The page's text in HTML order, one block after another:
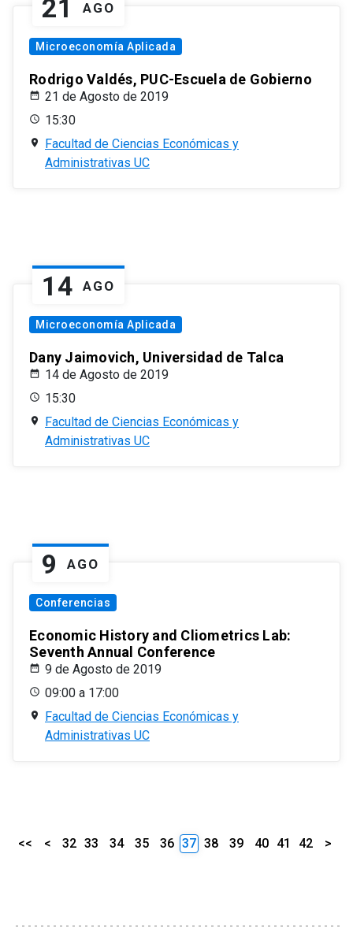
21 AGO
Microeconomía Aplicada
Rodrigo Valdés, PUC-Escuela de Gobierno
21 de Agosto de 2019
15:30
Facultad de Ciencias Económicas y
Administrativas UC
14 AGO
Microeconomía Aplicada
Dany Jaimovich, Universidad de Talca
14 de Agosto de 2019
15:30
Facultad de Ciencias Económicas y
Administrativas UC
9 AGO
Conferencias
Economic History and Cliometrics Lab:
Seventh Annual Conference
9 de Agosto de 2019
09:00 a 17:00
Facultad de Ciencias Económicas y
Administrativas UC
<< < 32 33 34 35 36 37 38 39 40 41 42 >